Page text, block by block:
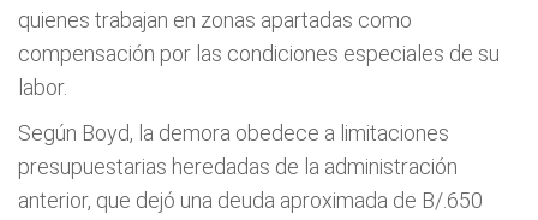
quienes trabajan en zonas apartadas como
compensación por las condiciones especiales de su
labor.
Según Boyd, la demora obedece a limitaciones
presupuestarias heredadas de la administración
anterior, que dejó una deuda aproximada de B/.650